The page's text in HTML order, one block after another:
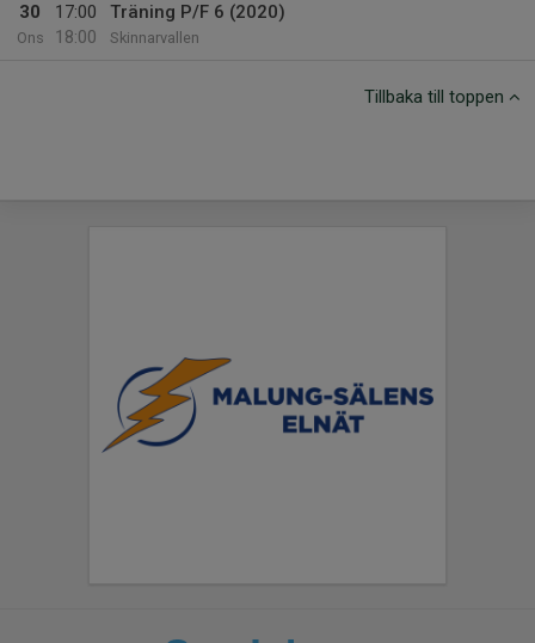
30
Ons
17:00
18:00
Träning P/F 6 (2020)
Skinnarvallen
Tillbaka till toppen